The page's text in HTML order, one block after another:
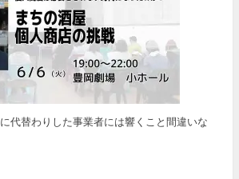
代替わりした事業者には響くこと間違いな